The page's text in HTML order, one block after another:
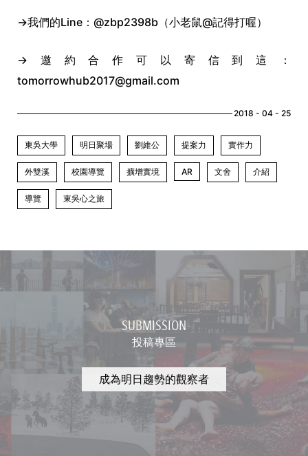
→我們的Line：@zbp2398b（小老鼠@記得打喔）
→ 邀約合作可以寄信到這：
tomorrowhub2017@gmail.com
2018 - 04 - 25
東吳大學 明日聚場 劉維公 提案力 實作力
外雙溪 校園導覽 擴增實境 AR 文舍 介紹
導覽 東吳心之旅
SUBMISSION
投稿專區
成為明日趨勢的觀察者